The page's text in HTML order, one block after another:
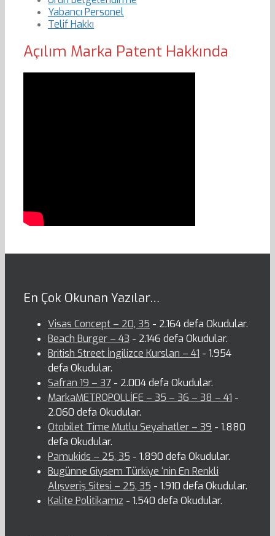
Yabancı Personel
Telif Hakkı
Açılım Marka Patent Hakkında
En Çok Okunan Yazılar…
Visas Concept – 20, 35 - 2.164 defa Okudular.
Beach Burger – 43 - 2.146 defa Okudular.
British Street İngilizce Kursları – 41 - 1.954
defa Okudular.
Safran 19 – 37 - 2.004 defa Okudular.
MarkaMETROPOLLİFE – 35 – 36 – 38 – 41 -
2.060 defa Okudular.
Otobilet Time Mutlu Seyahatler – 39 - 1.880
defa Okudular.
Pamukids – 25, 35 - 1.890 defa Okudular.
Bugünne Giysem Türkiye ‘nin En Renkli
Alışveriş Sitesi – 25, 35 - 1.910 defa Okudular.
Kalite Politikamız - 1.540 defa Okudular.